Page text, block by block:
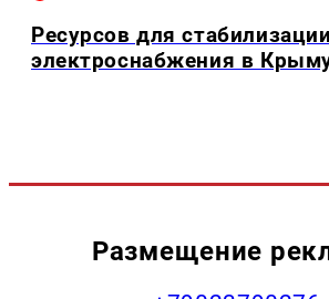
Ресурсов для стабилизации
электроснабжения в
Размещение